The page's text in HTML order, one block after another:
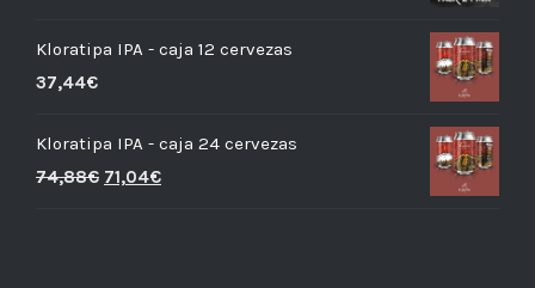
Kloratipa IPA - caja 12 cervezas
37,44€
Kloratipa IPA - caja 24 cervezas
74,88€ 71,04€